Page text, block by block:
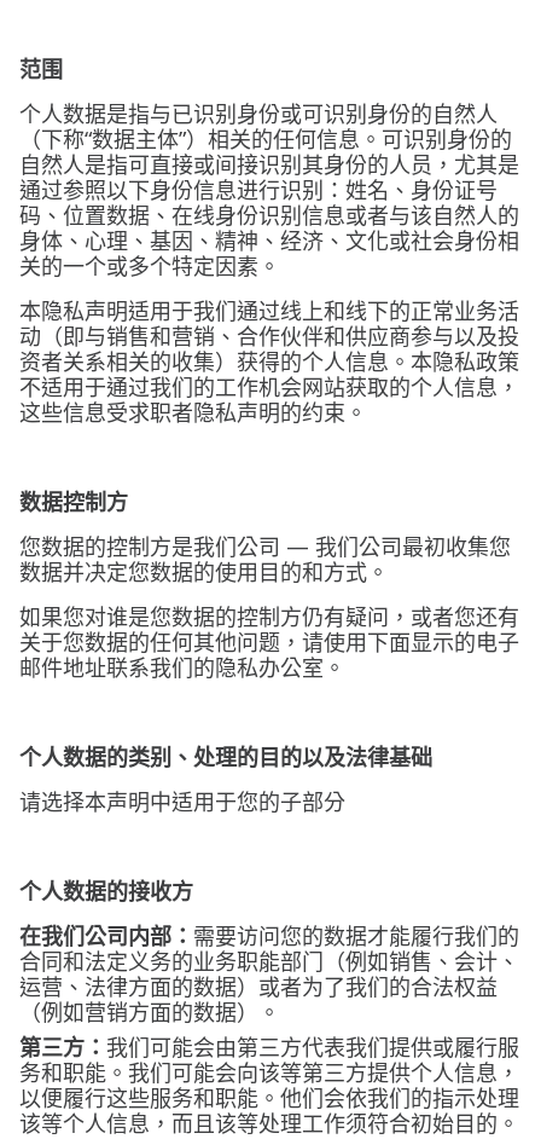
范围
个人数据是指与已识别身份或可识别身份的自然人
（下称“数据主体”）相关的任何信息。可识别身份的
自然人是指可直接或间接识别其身份的人员，尤其是
通过参照以下身份信息进行识别：姓名、身份证号
码、位置数据、在线身份识别信息或者与该自然人的
身体、心理、基因、精神、经济、文化或社会身份相
关的一个或多个特定因素。
本隐私声明适用于我们通过线上和线下的正常业务活
动（即与销售和营销、合作伙伴和供应商参与以及投
资者关系相关的收集）获得的个人信息。本隐私政策
不适用于通过我们的工作机会网站获取的个人信息，
这些信息受求职者隐私声明的约束。
数据控制方
您数据的控制方是我们公司 — 我们公司最初收集您
数据并决定您数据的使用目的和方式。
如果您对谁是您数据的控制方仍有疑问，或者您还有
关于您数据的任何其他问题，请使用下面显示的电子
邮件地址联系我们的隐私办公室。
个人数据的类别、处理的目的以及法律基础
请选择本声明中适用于您的子部分
个人数据的接收方
在我们公司内部： 需要访问您的数据才能履行我们的
合同和法定义务的业务职能部门（例如销售、会计、
运营、法律方面的数据）或者为了我们的合法权益
（例如营销方面的数据）。
第三方： 我们可能会由第三方代表我们提供或履行服
务和职能。我们可能会向该等第三方提供个人信息，
以便履行这些服务和职能。他们会依我们的指示处理
该等个人信息，而且该等处理工作须符合初始目的。